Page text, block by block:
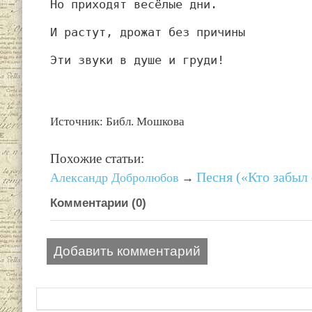
Но приходят весёлые дни.
И растут, дрожат без причины
Эти звуки в душе и груди!
Источник: Библ. Мошкова
Похожие статьи:
Александр Добролюбов → Песня («Кто
Комментарии (0)
Добавить комментарий